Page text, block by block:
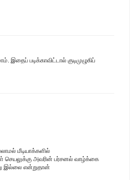
படிக்காவிட்டால் குடிமுழுகிப்
மீடியாக்களில்
செயலுக்கு அவரின் பர்சனல் வாழ்க்கை
இல்லை என்றுதான்